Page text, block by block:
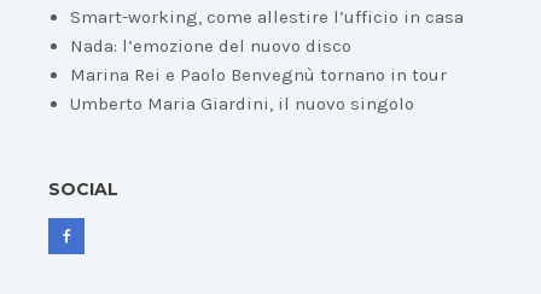
Smart-working, come allestire l’ufficio in casa
Nada: l’emozione del nuovo disco
Marina Rei e Paolo Benvegnù tornano in tour
Umberto Maria Giardini, il nuovo singolo
SOCIAL